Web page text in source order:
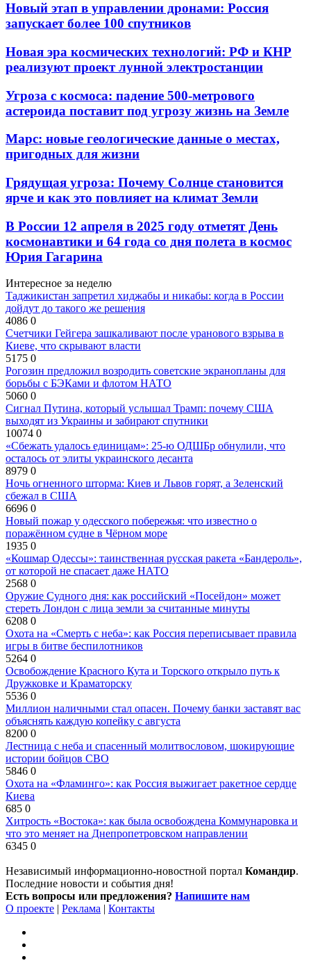
Новый этап в управлении дронами: Россия
запускает более 100 спутников
Новая эра космических технологий: РФ и КНР
реализуют проект лунной электростанции
Угроза с космоса: падение 500-метрового
астероида поставит под угрозу жизнь на Земле
Марс: новые геологические данные о местах,
пригодных для жизни
Грядущая угроза: Почему Солнце становится
ярче и как это повлияет на климат Земли
В России 12 апреля в 2025 году отметят День
космонавтики и 64 года со дня полета в космос
Юрия Гагарина
Интересное за неделю
Таджикистан запретил хиджабы и никабы: когда в России
дойдут до такого же решения
4086 0
Счетчики Гейгера зашкаливают после уранового взрыва в
Киеве, что скрывают власти
5175 0
Рогозин предложил возродить советские экранопланы для
борьбы с БЭКами и флотом НАТО
5060 0
Сигнал Путина, который услышал Трамп: почему США
выходят из Украины и забирают спутники
10074 0
«Сбежать удалось единицам»: 25-ю ОДШБр обнулили, что
осталось от элиты украинского десанта
8979 0
Ночь огненного шторма: Киев и Львов горят, а Зеленский
сбежал в США
6696 0
Новый пожар у одесского побережья: что известно о
поражённом судне в Чёрном море
1935 0
«Кошмар Одессы»: таинственная русская ракета «Бандероль»,
от которой не спасает даже НАТО
2568 0
Оружие Судного дня: как российский «Посейдон» может
стереть Лондон с лица земли за считанные минуты
6208 0
Охота на «Смерть с неба»: как Россия переписывает правила
игры в битве беспилотников
5264 0
Освобождение Красного Кута и Торского открыло путь к
Дружковке и Краматорску
5536 0
Миллион наличными стал опасен. Почему банки заставят вас
объяснять каждую копейку с августа
8200 0
Лестница с неба и спасенный молитвословом, шокирующие
истории бойцов СВО
5846 0
Охота на «Фламинго»: как Россия выжигает ракетное сердце
Киева
685 0
Хитрость «Востока»: как была освобождена Коммунаровка и
что это меняет на Днепропетровском направлении
6345 0
Независимый информационно-новостной портал Командир.
Последние новости и события дня!
Есть вопросы или предложения? Напишите нам
О проекте
Реклама Контакты